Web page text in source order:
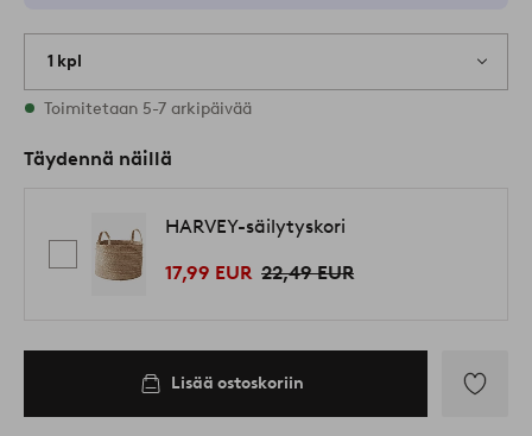
1 kpl
Varastossa
Toimitetaan 5-7 arkipäivää
Täydennä näillä
HARVEY-säilytyskori
17,99 EUR 22,49 EUR
Lisää ostoskoriin